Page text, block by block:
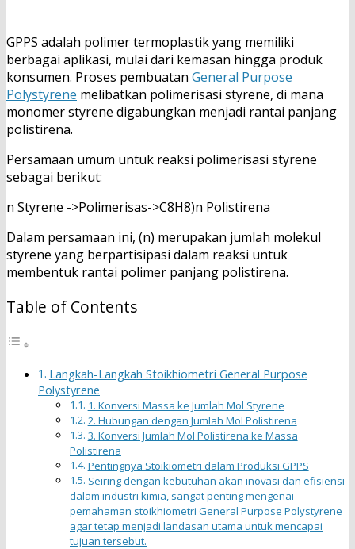
GPPS adalah polimer termoplastik yang memiliki
berbagai aplikasi, mulai dari kemasan hingga produk
konsumen. Proses pembuatan General Purpose
Polystyrene melibatkan polimerisasi styrene, di mana
monomer styrene digabungkan menjadi rantai panjang
polistirena.
Persamaan umum untuk reaksi polimerisasi styrene
sebagai berikut:
n Styrene ->Polimerisas->C8H8)n Polistirena
Dalam persamaan ini, (n) merupakan jumlah molekul
styrene yang berpartisipasi dalam reaksi untuk
membentuk rantai polimer panjang polistirena.
Table of Contents
Langkah-Langkah Stoikhiometri General Purpose
Polystyrene
1. Konversi Massa ke Jumlah Mol Styrene
2. Hubungan dengan Jumlah Mol Polistirena
3. Konversi Jumlah Mol Polistirena ke Massa
Polistirena
Pentingnya Stoikiometri dalam Produksi GPPS
Seiring dengan kebutuhan akan inovasi dan efisiensi
dalam industri kimia, sangat penting mengenai
pemahaman stoikhiometri General Purpose Polystyrene
agar tetap menjadi landasan utama untuk mencapai
tujuan tersebut.